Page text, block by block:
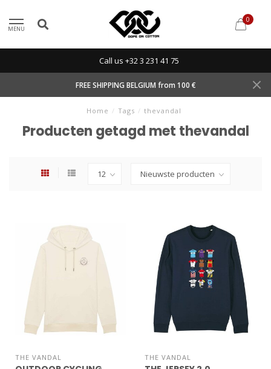
MENU
0
Call us +32 3 231 41 75
FREE SHIPPING BELGIUM from 100 €
Home / Tags / thevandal
Producten getagd met thevandal
THE VANDAL THE VANDAL